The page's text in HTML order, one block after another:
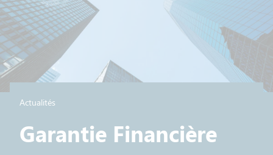
Actualités
Garantie Financière